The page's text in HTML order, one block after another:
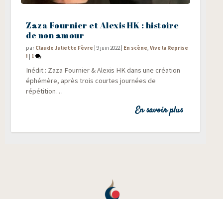
Zaza Fournier et Alexis HK : histoire
de non amour
par Claude Juliette Fèvre |9 juin 2022 | En scène ,Vive la Reprise
! | 1
Inédit : Zaza Four­nier & Alexis HK dans une créa­tion
éphé­mère, après trois courtes jour­nées de
répétition…
En savoir plus